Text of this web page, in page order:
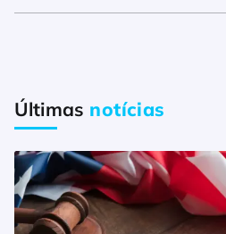
Últimas notícias